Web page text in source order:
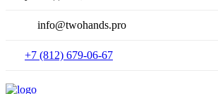
info@twohands.pro
+7 (812) 679-06-67